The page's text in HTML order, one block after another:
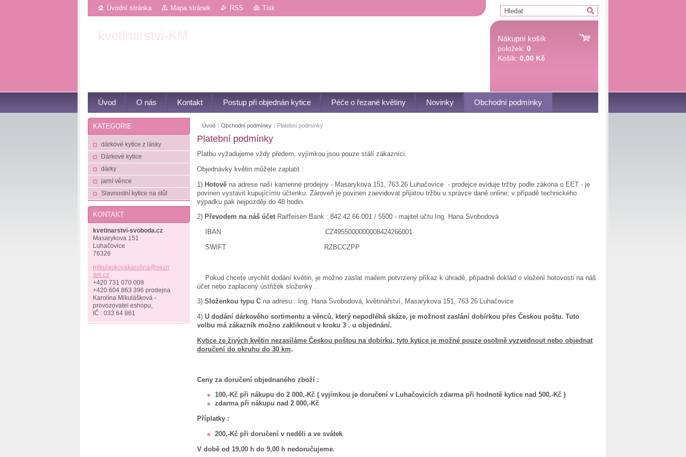
Úvodní stránka Mapa stránek RSS Tisk
kvetinarstvi-KM Nákupní košík
položek: 0
Košík: 0,00 Kč
Úvod O nás Kontakt Postup při objednán kytice Péče o řezané květiny Novinky Obchodní podmínky
Úvod | Obchodní podmínky | Platební podmínky
Platební podmínky
Platbu vyžadujeme vždy předem, vyjímkou jsou pouze stálí zákazníci.
Objednávky květin můžete zaplatit :
1) Hotově na adrese naší kamenné prodejny - Masarykova 151, 763 26 Luhačovice - prodejce eviduje tržby podle zákona o EET - je
povinen vystavit kupujícímu účtenku. Zároveň je povinen zaevidovat přijatou tržbu u správce daně online; v případě technického
výpadku pak nejpozději do 48 hodin.
2) Převodem na náš účet Raiffeisen Bank : 842 42 66 001 / 5500 - majitel účtu Ing. Hana Svobodová
IBAN CZ4955000000008424266001
SWIFT RZBCCZPP
Pokud chcete urychlit dodání květin, je možno zaslat mailem potvrzený příkaz k úhradě, případně doklad o vložení hotovosti na náš
účet nebo zaplacený ústřižek složenky .
3) Složenkou typu C na adresu : Ing. Hana Svobodová, květinářství, Masarykova 151, 763 26 Luhačovice
4) U dodání dárkového sortimentu a věnců, který nepodléhá skáze, je možnost zaslání dobírkou přes Českou poštu. Tuto
volbu má zákazník možno zakliknout v kroku 3 . u objednání.
Kytice ze živých květin nezasíláme Českou poštou na dobírku, tyto kytice je možné pouze osobně vyzvednout nebo objednat
doručení do okruhu do 30 km.
Ceny za doručení objednaného zboží :
100,-Kč při nákupu do 2 000,-Kč ( vyjímkou je doručení v Luhačovicích zdarma při hodnotě kytice nad 500,-Kč )
zdarma při nákupu nad 2 000,-Kč
Příplatky :
200,-Kč při doručení v neděli a ve svátek
V době od 19,00 h do 9,00 h nedoručujeme.
KATEGORIE
dárkové kytice z lásky
Dárkové kytice
dárky
jarní věnce
Slavnostní kytice na stůl
KONTAKT
kvetinarstvi-svoboda.cz
Masarykova 151
Luhačovice
76326
mikulaskovakarol ina@sezn
am.cz
+420 731 070 009
+420 604 863 396 prodejna
Karolína Mikulášková -
provozovatel eshopu,
IČ : 033 64 861